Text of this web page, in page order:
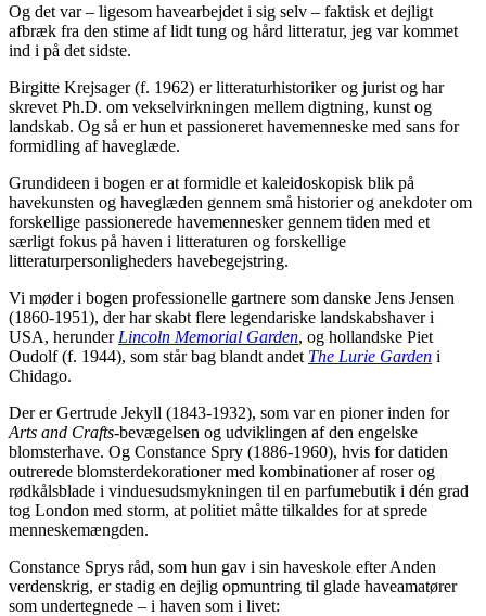
Og det var – ligesom havearbejdet i sig selv – faktisk et dejligt
afbræk fra den stime af lidt tung og hård litteratur, jeg var kommet
ind i på det sidste.
Birgitte Krejsager (f. 1962) er litteraturhistoriker og jurist og har
skrevet Ph.D. om vekselvirkningen mellem digtning, kunst og
landskab. Og så er hun et passioneret havemenneske med sans for
formidling af haveglæde.
Grundideen i bogen er at formidle et kaleidoskopisk blik på
havekunsten og haveglæden gennem små historier og anekdoter om
forskellige passionerede havemennesker gennem tiden med et
særligt fokus på haven i litteraturen og forskellige
litteraturpersonligheders havebegejstring.
Vi møder i bogen professionelle gartnere som danske Jens Jensen
(1860-1951), der har skabt flere legendariske landskabshaver i
USA, herunder Lincoln Memorial Garden, og hollandske Piet
Oudolf (f. 1944), som står bag blandt andet The Lurie Garden i
Chidago.
Der er Gertrude Jekyll (1843-1932), som var en pioner inden for
Arts and Crafts-bevægelsen og udviklingen af den engelske
blomsterhave. Og Constance Spry (1886-1960), hvis for datiden
outrerede blomsterdekorationer med kombinationer af roser og
rødkålsblade i vinduesudsmykningen til en parfumebutik i dén grad
tog London med storm, at politiet måtte tilkaldes for at sprede
menneskemængden.
Constance Sprys råd, som hun gav i sin haveskole efter Anden
verdenskrig, er stadig en dejlig opmuntring til glade haveamatører
som undertegnede – i haven som i livet: